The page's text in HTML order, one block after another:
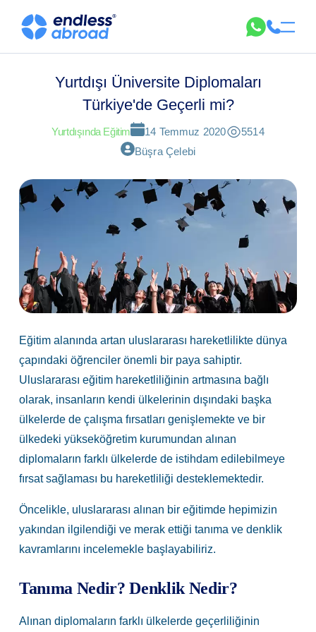
Yurtdışı Üniversite Diplomaları
Türkiye'de Geçerli mi?
Yurtdışında Eğitim 14 Temmuz 2020
5514
Büşra Çelebi
Eğitim alanında artan uluslararası hareketlilikte dünya
çapındaki öğrenciler önemli bir paya sahiptir.
Uluslararası eğitim hareketliliğinin artmasına bağlı
olarak, insanların kendi ülkelerinin dışındaki başka
ülkelerde de çalışma fırsatları genişlemekte ve bir
ülkedeki yükseköğretim kurumundan alınan
diplomaların farklı ülkelerde de istihdam edilebilmeye
fırsat sağlaması bu hareketliliği desteklemektedir.
Öncelikle, uluslararası alınan bir eğitimde hepimizin
yakından ilgilendiği ve merak ettiği tanıma ve denklik
kavramlarını incelemekle başlayabiliriz.
Tanıma Nedir? Denklik Nedir?
Alınan diplomaların farklı ülkelerde geçerliliğinin